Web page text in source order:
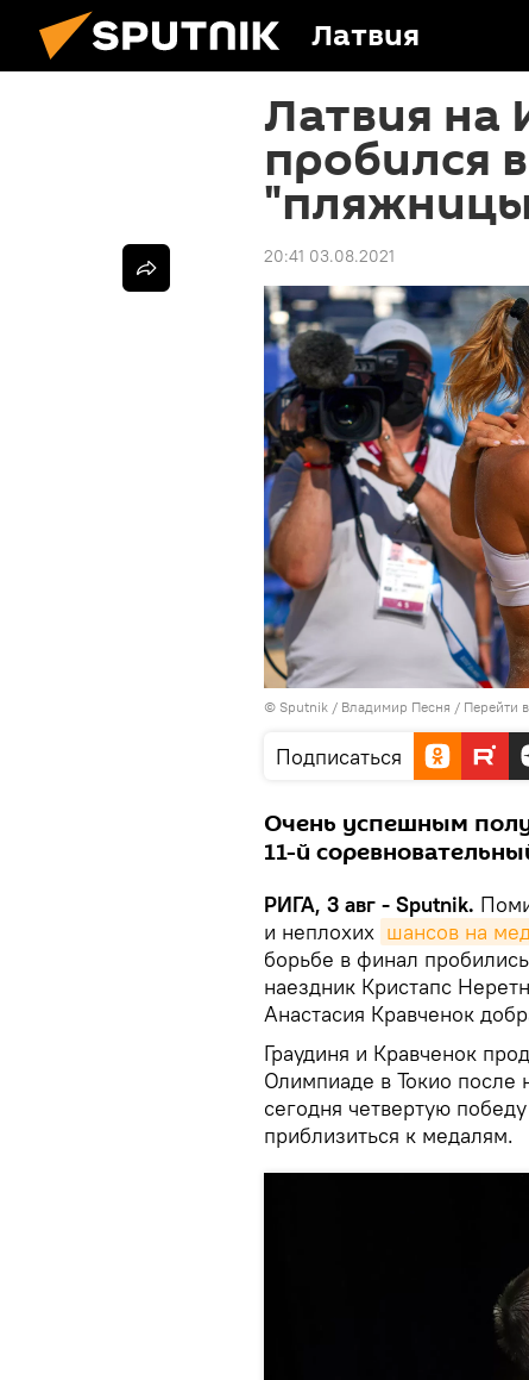
Латвия
Латвия на
пробился
20:41 03.08.2021
© Sputnik / Владимир Песня / Перейти
Подписаться
Очень успешным
11-й
РИГА, 3 авг - Sputnik.
и неплохих шансов на
борьбе в финал
наездник Кристапс
Анастасия Кравченок
Граудиня и Кравченок
Олимпиаде в Токио после
сегодня четвертую
приблизиться к медалям.